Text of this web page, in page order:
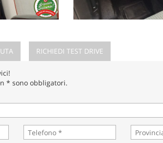
RICHIEDI TEST DRIVE
* sono obbligatori.